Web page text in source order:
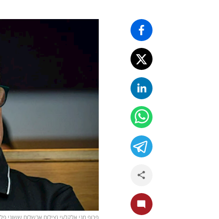
פרופ מני אלקלעי (צילום אבשלום ששוני